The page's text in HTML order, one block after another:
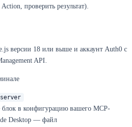
проверить результат).
версии 18 или выше и аккаунт Auth0 с
API.
блок в конфигурацию вашего MCP-
Desktop — файл